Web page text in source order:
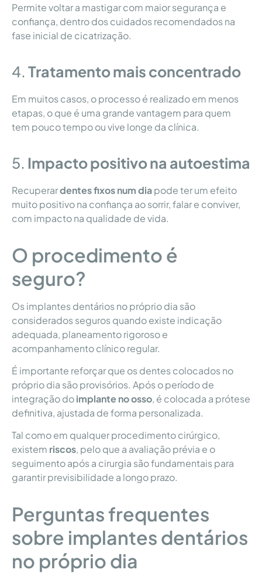
Permite voltar a mastigar com maior segurança e
confiança, dentro dos cuidados recomendados na
fase inicial de cicatrização.
4. Tratamento mais concentrado
Em muitos casos, o processo é realizado em menos
etapas, o que é uma grande vantagem para quem
tem pouco tempo ou vive longe da clínica.
5. Impacto positivo na autoestima
Recuperardentes fixos num diapode ter um efeito
muito positivo na confiança ao sorrir, falar e conviver,
com impacto na qualidade de vida.
O procedimento é
seguro?
Os implantes dentários no próprio dia são
considerados seguros quando existe indicação
adequada, planeamento rigoroso e
acompanhamento clínico regular.
É importante reforçar que os dentes colocados no
próprio dia são provisórios. Após o período de
integração doimplante no osso, é colocada a prótese
definitiva, ajustada de forma personalizada.
Tal como em qualquer procedimento cirúrgico,
existem riscos, pelo que a avaliação prévia e o
seguimento após a cirurgia são fundamentais para
garantir previsibilidade a longo prazo.
Perguntas frequentes
sobre implantes dentários
no próprio dia